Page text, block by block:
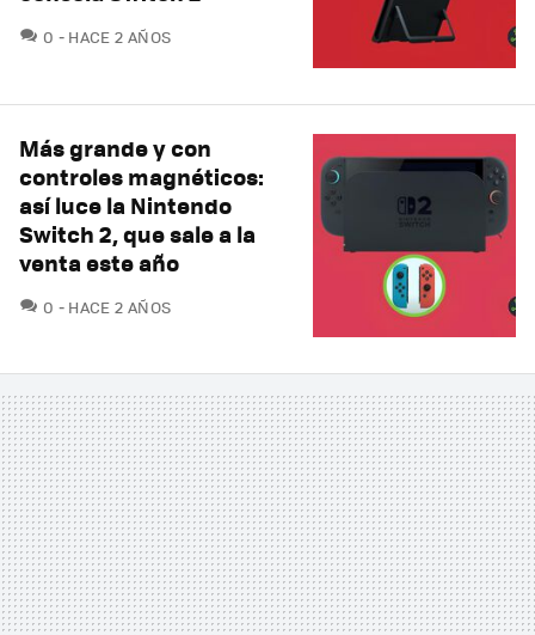
0 COMENTARIOS
HACE 2 AÑOS
Más grande y con
controles magnéticos:
así luce la Nintendo
Switch 2, que sale a la
venta este año
0 COMENTARIOS
HACE 2 AÑOS